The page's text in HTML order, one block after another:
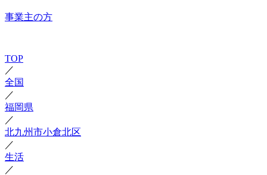
事業主の方
TOP
／
全国
／
福岡県
／
北九州市小倉北区
／
生活
／